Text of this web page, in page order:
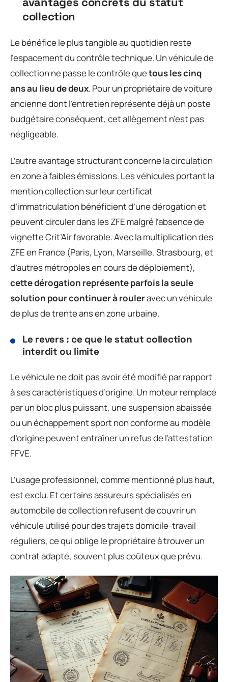
collection
Le bénéfice le plus tangible au quotidien reste
l’espacement du contrôle technique. Un véhicule de
collection ne passe le contrôle quetous les cinq
ans au lieu de deux. Pour un propriétaire de voiture
ancienne dont l’entretien représente déjà un poste
budgétaire conséquent, cet allègement n’est pas
négligeable.
L’autre avantage structurant concerne la circulation
en zone à faibles émissions. Les véhicules portant la
mention collection sur leur certificat
d’immatriculation bénéficient d’une dérogation et
peuvent circuler dans les ZFE malgré l’absence de
vignette Crit’Air favorable. Avec la multiplication des
ZFE en France (Paris, Lyon, Marseille, Strasbourg, et
d’autres métropoles en cours de déploiement),
cette dérogation représente parfois la seule
solution pour continuer à rouleravec un véhicule
de plus de trente ans en zone urbaine.
Le revers : ce que le statut collection
interdit ou limite
Le véhicule ne doit pas avoir été modifié par rapport
à ses caractéristiques d’origine. Un moteur remplacé
par un bloc plus puissant, une suspension abaissée
ou un échappement sport non conforme au modèle
d’origine peuvent entraîner un refus de l’attestation
FFVE.
L’usage professionnel, comme mentionné plus haut,
est exclu. Et certains assureurs spécialisés en
automobile de collection refusent de couvrir un
véhicule utilisé pour des trajets domicile-travail
réguliers, ce qui oblige le propriétaire à trouver un
contrat adapté, souvent plus coûteux que prévu.